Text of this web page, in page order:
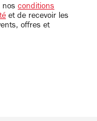
nos conditions
et de recevoir les
offres et